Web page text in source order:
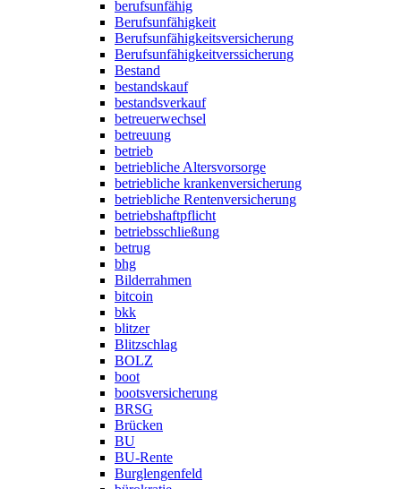
berufsunfähig
Berufsunfähigkeit
Berufsunfähigkeitsversicherung
Berufsunfähigkeitverssicherung
Bestand
bestandskauf
bestandsverkauf
betreuerwechsel
betreuung
betrieb
betriebliche Altersvorsorge
betriebliche krankenversicherung
betriebliche Rentenversicherung
betriebshaftpflicht
betriebsschließung
betrug
bhg
Bilderrahmen
bitcoin
bkk
blitzer
Blitzschlag
BOLZ
boot
bootsversicherung
BRSG
Brücken
BU
BU-Rente
Burglengenfeld